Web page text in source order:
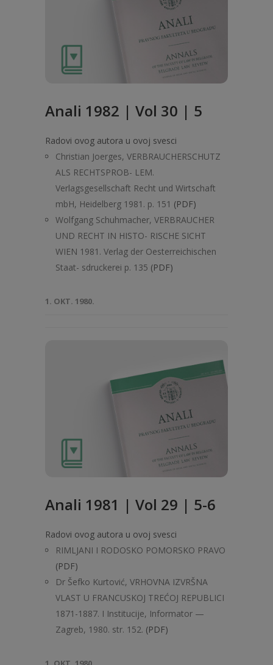
Anali 1982 | Vol 30 | 5
Radovi ovog autora u ovoj svesci
Christian Joerges, VERBRAUCHERSCHUTZ
ALS RECHTSPROB- LEM.
Verlagsgesellschaft Recht und Wirtschaft
mbH, Heidelberg 1981. p. 151 (PDF)
Wolfgang Schuhmacher, VERBRAUCHER
UND RECHT IN HISTO- RISCHE SICHT
WIEN 1981. Verlag der Oesterreichischen
Staat- sdruckerei p. 135 (PDF)
1. OKT. 1980.
Anali 1981 | Vol 29 | 5-6
Radovi ovog autora u ovoj svesci
RIMLJANI I RODOSKO POMORSKO PRAVO
(PDF)
Dr Šefko Kurtović, VRHOVNA IZVRŠNA
VLAST U FRANCUSKOJ TREĆOJ REPUBLICI
1871-1887. I Institucije, Informator —
Zagreb, 1980. str. 152. (PDF)